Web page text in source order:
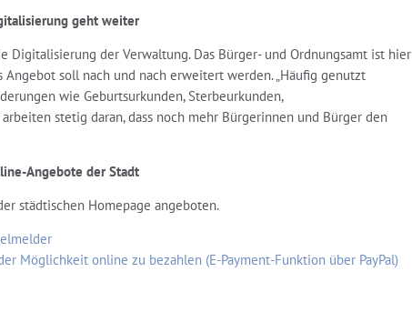
geht weiter
der Verwaltung. Das Bürger- und Ordnungsamt ist hier
soll nach und nach erweitert werden. „Häufig genutzt
wie Geburtsurkunden, Sterbeurkunden,
stetig daran, dass noch mehr Bürgerinnen und Bürger den
Angebote der Stadt
städtischen Homepage angeboten.
Möglichkeit online zu bezahlen (E-Payment-Funktion über PayPal)